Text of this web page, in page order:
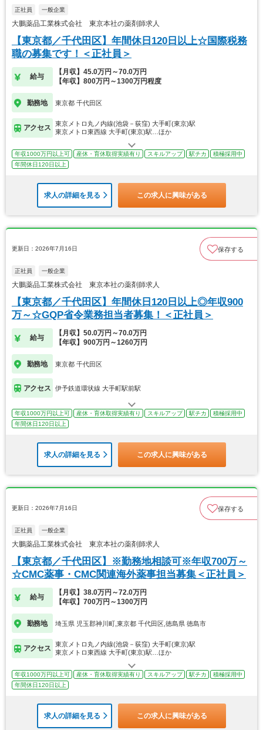
正社員 一般企業
大鵬薬品工業株式会社 東京本社の薬剤師求人
【東京都／千代田区】年間休日120日以上☆国際税務
職の募集です！＜正社員＞
給与
【月収】45.0万円～70.0万円
【年収】800万円～1300万円程度
勤務地 東京都 千代田区
アクセス
東京メトロ丸ノ内線(池袋－荻窪) 大手町(東京)駅
東京メトロ東西線 大手町(東京)駅…ほか
年収1000万円以上可 産休・育休取得実績有り スキルアップ 駅チカ
積極採用中
年間休日120日以上
求人の詳細を見る この求人に興味がある
更新日：2026年7月16日 保存する
正社員 一般企業
大鵬薬品工業株式会社 東京本社の薬剤師求人
【東京都／千代田区】年間休日120日以上◎年収900
万～☆GQP省令業務担当者募集！＜正社員＞
給与
【月収】50.0万円～70.0万円
【年収】900万円～1260万円
勤務地 東京都 千代田区
アクセス 伊予鉄道環状線 大手町駅前駅
年収1000万円以上可 産休・育休取得実績有り スキルアップ 駅チカ
積極採用中
年間休日120日以上
求人の詳細を見る この求人に興味がある
更新日：2026年7月16日 保存する
正社員 一般企業
大鵬薬品工業株式会社 東京本社の薬剤師求人
【東京都／千代田区】※勤務地相談可※年収700万～
☆CMC薬事・CMC関連海外薬事担当募集＜正社員＞
給与
【月収】38.0万円～72.0万円
【年収】700万円～1300万円
勤務地 埼玉県 児玉郡神川町,東京都 千代田区,徳島県 徳島市
アクセス
東京メトロ丸ノ内線(池袋－荻窪) 大手町(東京)駅
東京メトロ東西線 大手町(東京)駅…ほか
年収1000万円以上可 産休・育休取得実績有り スキルアップ 駅チカ
積極採用中
年間休日120日以上
求人の詳細を見る この求人に興味がある